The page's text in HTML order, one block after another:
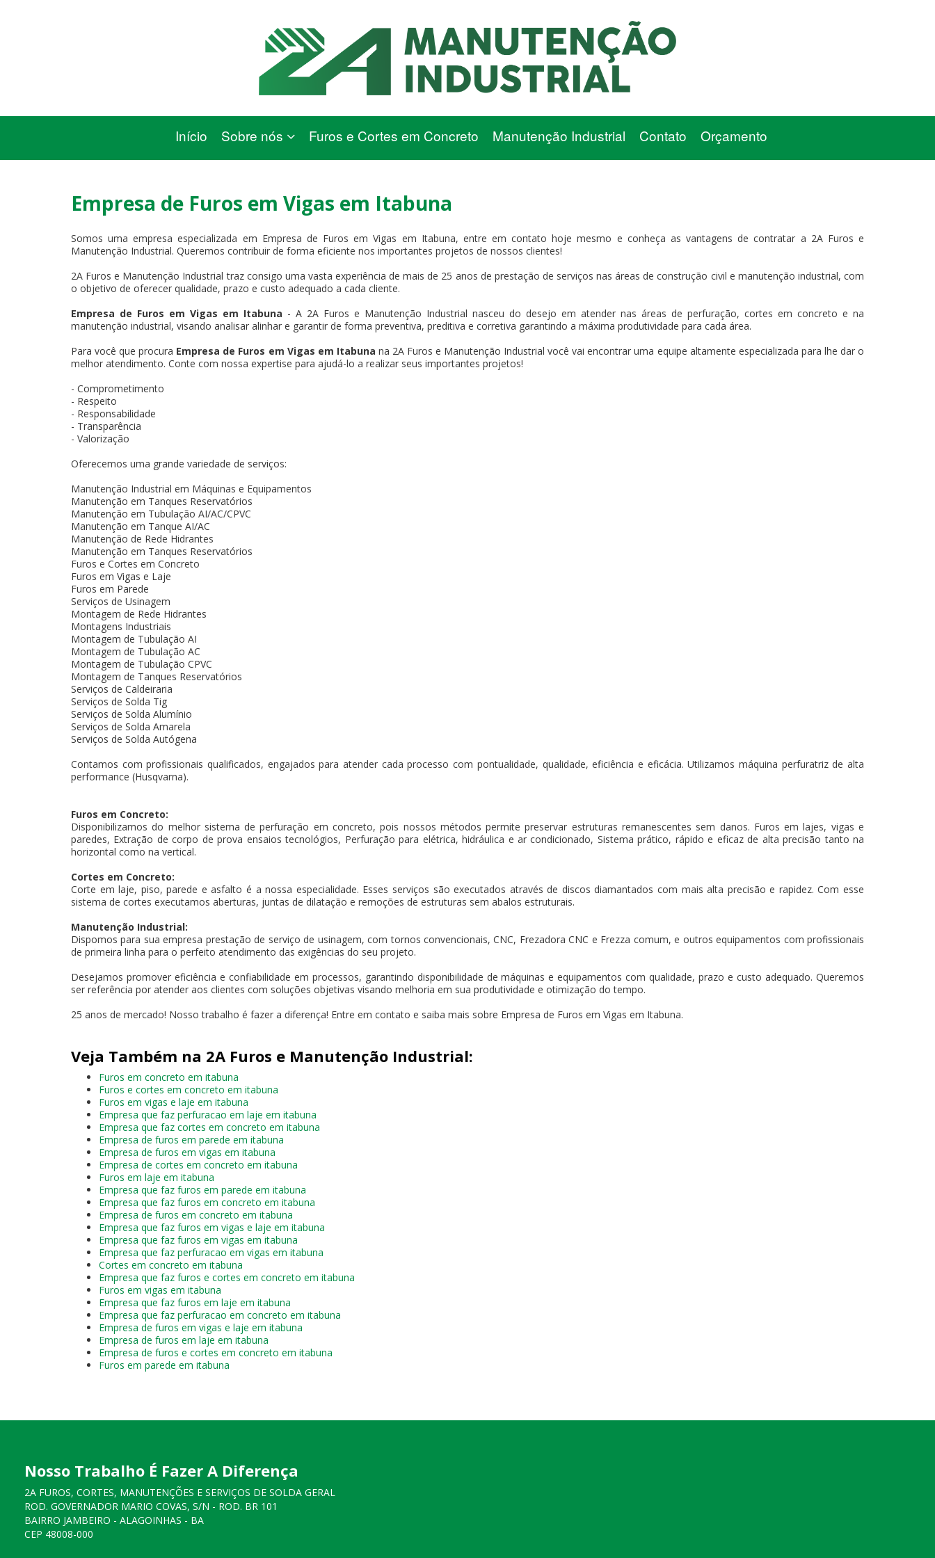
Início Sobre nós Furos e Cortes em Concreto Manutenção Industrial Contato Orçamento
Empresa de Furos em Vigas em Itabuna
Somos uma empresa especializada em Empresa de Furos em Vigas em Itabuna, entre em contato hoje mesmo e conheça as vantagens de contratar a 2A Furos e
Manutenção Industrial. Queremos contribuir de forma eficiente nos importantes projetos de nossos clientes!
2A Furos e Manutenção Industrial traz consigo uma vasta experiência de mais de 25 anos de prestação de serviços nas áreas de construção civil e manutenção industrial, com
o objetivo de oferecer qualidade, prazo e custo adequado a cada cliente.
Empresa de Furos em Vigas em Itabuna - A 2A Furos e Manutenção Industrial nasceu do desejo em atender nas áreas de perfuração, cortes em concreto e na
manutenção industrial, visando analisar alinhar e garantir de forma preventiva, preditiva e corretiva garantindo a máxima produtividade para cada área.
Para você que procura Empresa de Furos em Vigas em Itabuna na 2A Furos e Manutenção Industrial você vai encontrar uma equipe altamente especializada para lhe dar o
melhor atendimento. Conte com nossa expertise para ajudá-lo a realizar seus importantes projetos!
- Comprometimento
- Respeito
- Responsabilidade
- Transparência
- Valorização
Oferecemos uma grande variedade de serviços:
Manutenção Industrial em Máquinas e Equipamentos
Manutenção em Tanques Reservatórios
Manutenção em Tubulação AI/AC/CPVC
Manutenção em Tanque AI/AC
Manutenção de Rede Hidrantes
Manutenção em Tanques Reservatórios
Furos e Cortes em Concreto
Furos em Vigas e Laje
Furos em Parede
Serviços de Usinagem
Montagem de Rede Hidrantes
Montagens Industriais
Montagem de Tubulação AI
Montagem de Tubulação AC
Montagem de Tubulação CPVC
Montagem de Tanques Reservatórios
Serviços de Caldeiraria
Serviços de Solda Tig
Serviços de Solda Alumínio
Serviços de Solda Amarela
Serviços de Solda Autógena
Contamos com profissionais qualificados, engajados para atender cada processo com pontualidade, qualidade, eficiência e eficácia. Utilizamos máquina perfuratriz de alta
performance (Husqvarna).
Furos em Concreto:
Disponibilizamos do melhor sistema de perfuração em concreto, pois nossos métodos permite preservar estruturas remanescentes sem danos. Furos em lajes, vigas e
paredes, Extração de corpo de prova ensaios tecnológios, Perfuração para elétrica, hidráulica e ar condicionado, Sistema prático, rápido e eficaz de alta precisão tanto na
horizontal como na vertical.
Cortes em Concreto:
Corte em laje, piso, parede e asfalto é a nossa especialidade. Esses serviços são executados através de discos diamantados com mais alta precisão e rapidez. Com esse
sistema de cortes executamos aberturas, juntas de dilatação e remoções de estruturas sem abalos estruturais.
Manutenção Industrial:
Dispomos para sua empresa prestação de serviço de usinagem, com tornos convencionais, CNC, Frezadora CNC e Frezza comum, e outros equipamentos com profissionais
de primeira linha para o perfeito atendimento das exigências do seu projeto.
Desejamos promover eficiência e confiabilidade em processos, garantindo disponibilidade de máquinas e equipamentos com qualidade, prazo e custo adequado. Queremos
ser referência por atender aos clientes com soluções objetivas visando melhoria em sua produtividade e otimização do tempo.
25 anos de mercado! Nosso trabalho é fazer a diferença! Entre em contato e saiba mais sobre Empresa de Furos em Vigas em Itabuna.
Veja Também na 2A Furos e Manutenção Industrial:
Furos em concreto em itabuna
Furos e cortes em concreto em itabuna
Furos em vigas e laje em itabuna
Empresa que faz perfuracao em laje em itabuna
Empresa que faz cortes em concreto em itabuna
Empresa de furos em parede em itabuna
Empresa de furos em vigas em itabuna
Empresa de cortes em concreto em itabuna
Furos em laje em itabuna
Empresa que faz furos em parede em itabuna
Empresa que faz furos em concreto em itabuna
Empresa de furos em concreto em itabuna
Empresa que faz furos em vigas e laje em itabuna
Empresa que faz furos em vigas em itabuna
Empresa que faz perfuracao em vigas em itabuna
Cortes em concreto em itabuna
Empresa que faz furos e cortes em concreto em itabuna
Furos em vigas em itabuna
Empresa que faz furos em laje em itabuna
Empresa que faz perfuracao em concreto em itabuna
Empresa de furos em vigas e laje em itabuna
Empresa de furos em laje em itabuna
Empresa de furos e cortes em concreto em itabuna
Furos em parede em itabuna
Nosso Trabalho É Fazer A Diferença
2A FUROS, CORTES, MANUTENÇÕES E SERVIÇOS DE SOLDA GERAL
ROD. GOVERNADOR MARIO COVAS, S/N - ROD. BR 101
BAIRRO JAMBEIRO - ALAGOINHAS - BA
CEP 48008-000